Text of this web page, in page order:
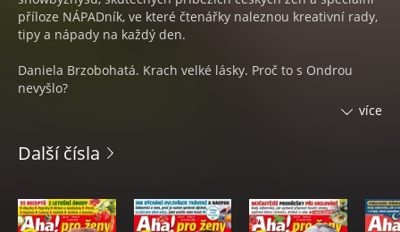
příloze NÁPADník, ve které čtenářky naleznou kreativní rady,
tipy a nápady na každý den.
Daniela Brzobohatá. Krach velké lásky. Proč to s Ondrou
nevyšlo?
Jaroslav z Vrchlabí. Jak bojuje s dědičnou chorobou krve.
Jóga pro udržení kondice i ve vyšším věku.
více
Další čísla